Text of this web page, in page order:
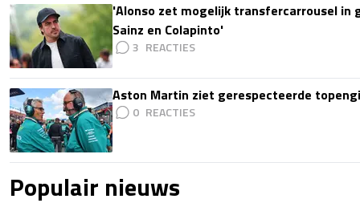
'Alonso zet mogelijk transfercarrousel in
Sainz en Colapinto'
3
Aston Martin ziet gerespecteerde
0
Populair nieuws